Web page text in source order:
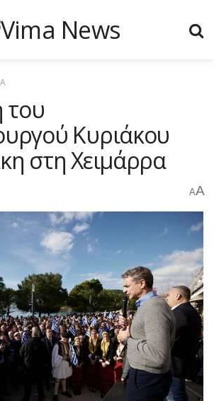
του
Κυριάκου
στη Χειμάρρα
AA